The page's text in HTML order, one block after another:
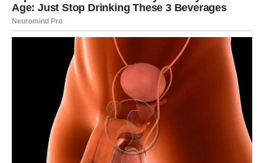
Finansijski period je povoljan, ali bez naglih rizika.
BLIZANCI
Ljubav donosi dinamiku. Moguće su dve opcije ili dve
osobe između kojih birate. Ako ste zauzeti, odnos prolazi
kroz fazu otvorene komunikacije. Slobodni Blizanci
privlače pažnju gde god se pojave.